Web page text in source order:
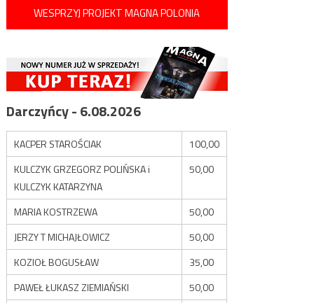
WESPRZYJ PROJEKT MAGNA POLONIA
Darczyńcy - 6.08.2026
KACPER STAROŚCIAK
100,00
KULCZYK GRZEGORZ POLIŃSKA i
KULCZYK KATARZYNA
50,00
MARIA KOSTRZEWA
50,00
JERZY T MICHAJŁOWICZ
50,00
KOZIOŁ BOGUSŁAW
35,00
PAWEŁ ŁUKASZ ZIEMIAŃSKI
50,00